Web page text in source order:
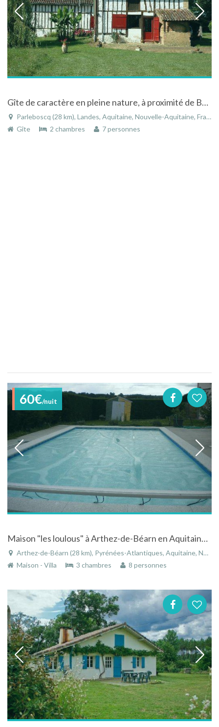
Gîte de caractère en pleine nature, à proximité de Barbotan les thermes
Parleboscq (28 km), Landes, Aquitaine, Nouvelle-Aquitaine, France
Gîte
2 chambres 7 personnes
60€/nuit
Maison "les loulous" à Arthez-de-Béarn en Aquitaine avec piscine
Arthez-de-Béarn (28 km), Pyrénées-Atlantiques, Aquitaine, Nouvelle-Aquitaine, France
Maison - Villa
3 chambres 8 personnes